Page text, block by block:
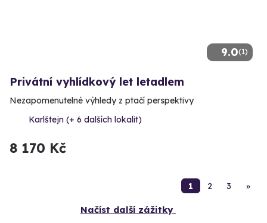
9.0(1)
Privátní vyhlídkový let letadlem
Nezapomenutelné výhledy z ptačí perspektivy
Karlštejn (+ 6 dalších lokalit)
8 170 Kč
1 2 3 »
Načíst další zážitky